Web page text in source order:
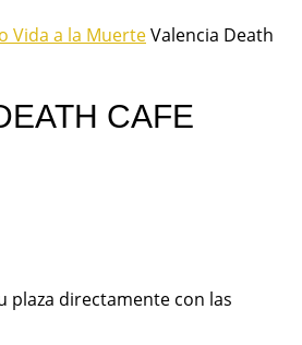
Vida a la MuerteValencia Death
CAFE
plaza directamente con las